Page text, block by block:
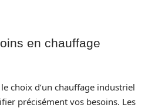
en chauffage
choix d’un chauffage industriel
précisément vos besoins. Les